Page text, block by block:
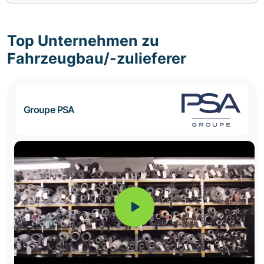
Top Unternehmen zu
Fahrzeugbau/-zulieferer
Groupe PSA